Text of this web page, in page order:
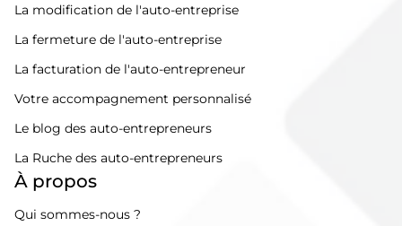
La modification de l'auto-entreprise
La fermeture de l'auto-entreprise
La facturation de l'auto-entrepreneur
Votre accompagnement personnalisé
Le blog des auto-entrepreneurs
La Ruche des auto-entrepreneurs
À propos
Qui sommes-nous ?